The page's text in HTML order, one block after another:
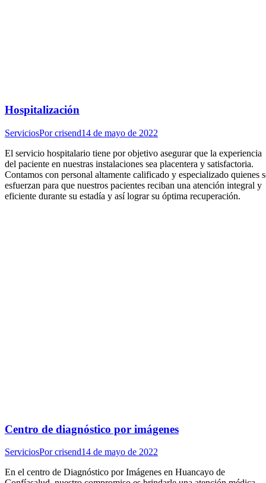
Hospitalización
ServiciosPorcrisend14 de mayo de 2022
El servicio hospitalario tiene por objetivo asegurar que la experiencia
del paciente en nuestras instalaciones sea placentera y satisfactoria.
Contamos con personal altamente calificado y especializado quienes
esfuerzan para que nuestros pacientes reciban una atención integral y
eficiente durante su estadía y así lograr su óptima recuperación.
Centro de diagnóstico por imágenes
ServiciosPorcrisend14 de mayo de 2022
En el centro de Diagnóstico por Imágenes en Huancayo de